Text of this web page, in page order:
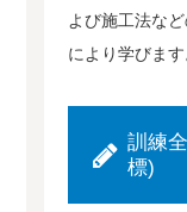
よび施工法な
により学びます
訓練
標)